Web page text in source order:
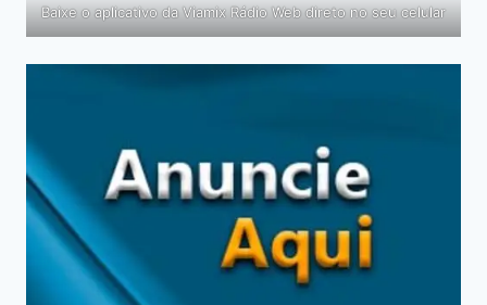
Baixe o aplicativo da Viamix Rádio Web direto no seu celular